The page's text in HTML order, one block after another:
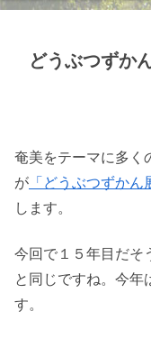
どうぶつずか
奄美をテーマに多く
が 「どうぶつずか
します。
今回で１５年目だそ
と同じですね。今年
す。